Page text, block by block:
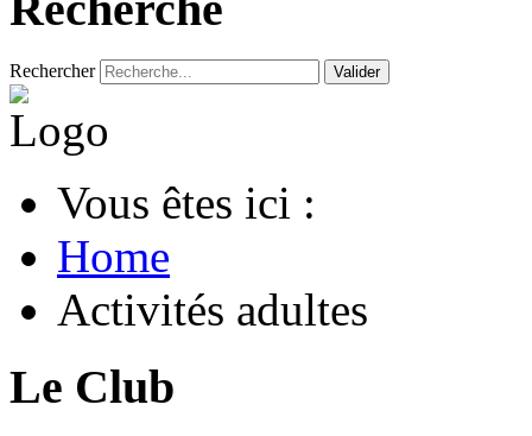
Rechercher Valider
Vous êtes ici :
Home
Activités adultes
Le Club